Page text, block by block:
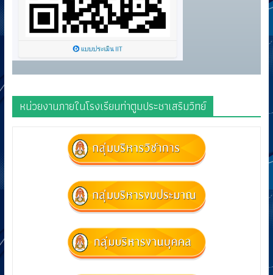
หน่วยงานภายในโรงเรียนท่าตูมประชาเสริมวิทย์